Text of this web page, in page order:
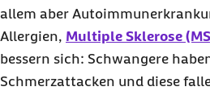
allem aber
Allergien, Multiple Sklerose
bessern sich: Schwangere
Schmerzattacken und diese